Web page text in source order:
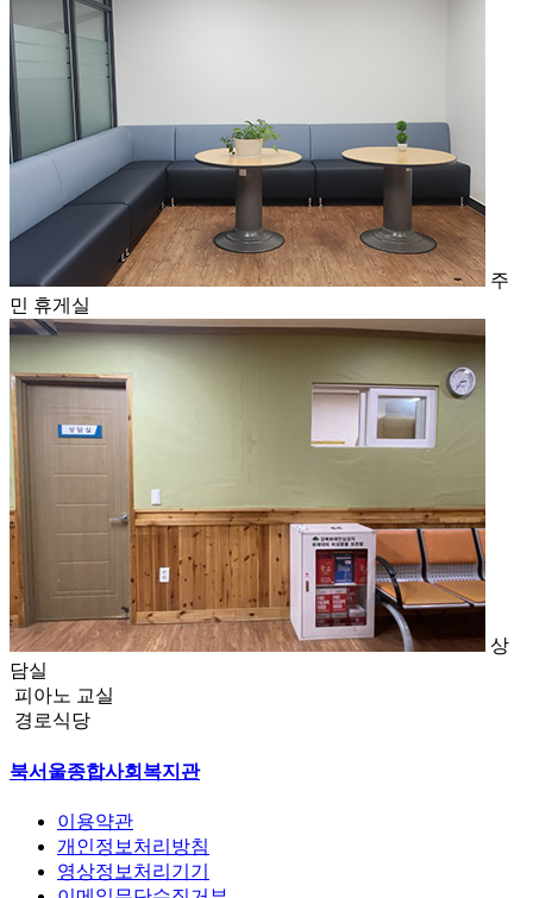
주
민 휴게실
상
담실
피아노 교실
경로식당
북서울종합사회복지관
이용약관
개인정보처리방침
영상정보처리기기